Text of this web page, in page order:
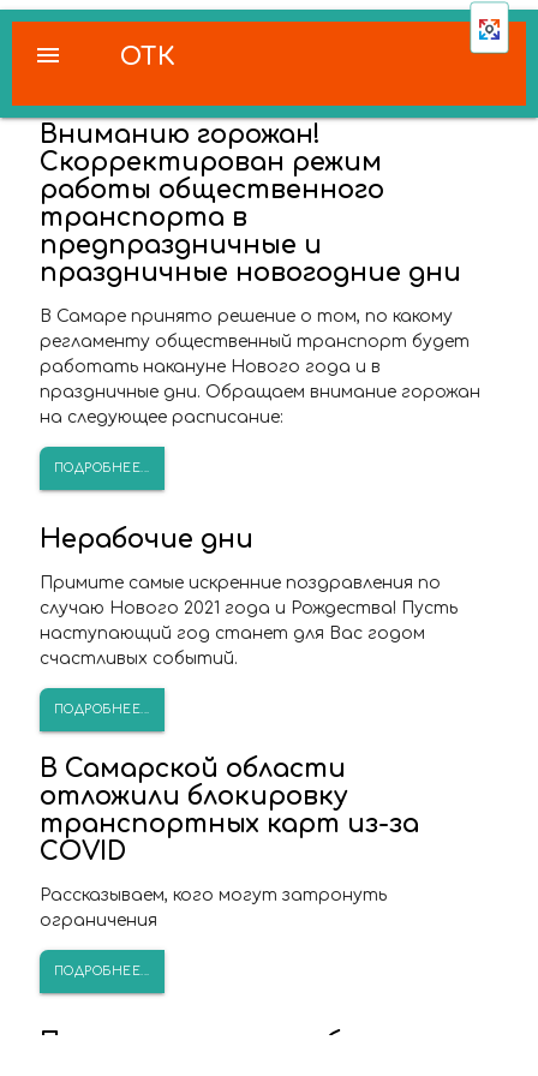
ОТК
menu
Вниманию горожан!
Скорректирован режим
работы общественного
транспорта в
предпраздничные и
праздничные новогодние дни
В Самаре принято решение о том, по какому
регламенту общественный транспорт будет
работать накануне Нового года и в
праздничные дни. Обращаем внимание горожан
на следующее расписание:
ПОДРОБНЕЕ...
Нерабочие дни
Примите самые искренние поздравления по
случаю Нового 2021 года и Рождества! Пусть
наступающий год станет для Вас годом
счастливых событий.
ПОДРОБНЕЕ...
В Самарской области
отложили блокировку
транспортных карт из-за
COVID
Рассказываем, кого могут затронуть
ограничения
ПОДРОБНЕЕ...
Пожилым жителям области не